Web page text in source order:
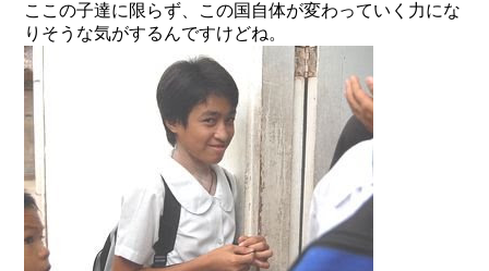
ここの子達に限らず、この国自体が変わっていく力にな
りそうな気がするんですけどね。